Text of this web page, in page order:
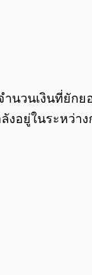
นวนเงินที่ยั
งอยู่ในระห